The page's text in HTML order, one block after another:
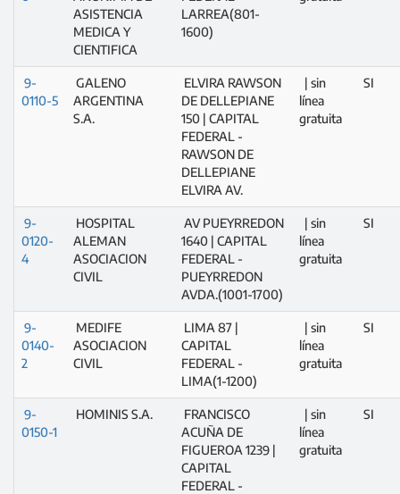
ASISTENCIA
MEDICA Y
CIENTIFICA
LARREA(801-
1600)
9-
0110-5
GALENO
ARGENTINA
S.A.
ELVIRA RAWSON
DE DELLEPIANE
150 | CAPITAL
FEDERAL -
RAWSON DE
DELLEPIANE
ELVIRA AV.
| sin
línea
gratuita
SI
9-
0120-
4
HOSPITAL
ALEMAN
ASOCIACION
CIVIL
AV PUEYRREDON
1640 | CAPITAL
FEDERAL -
PUEYRREDON
AVDA.(1001-1700)
| sin
línea
gratuita
SI
9-
0140-
2
MEDIFE
ASOCIACION
CIVIL
LIMA 87 |
CAPITAL
FEDERAL -
LIMA(1-1200)
| sin
línea
gratuita
SI
9-
0150-1
HOMINIS S.A.
FRANCISCO
ACUÑA DE
FIGUEROA 1239 |
CAPITAL
FEDERAL -
| sin
línea
gratuita
SI